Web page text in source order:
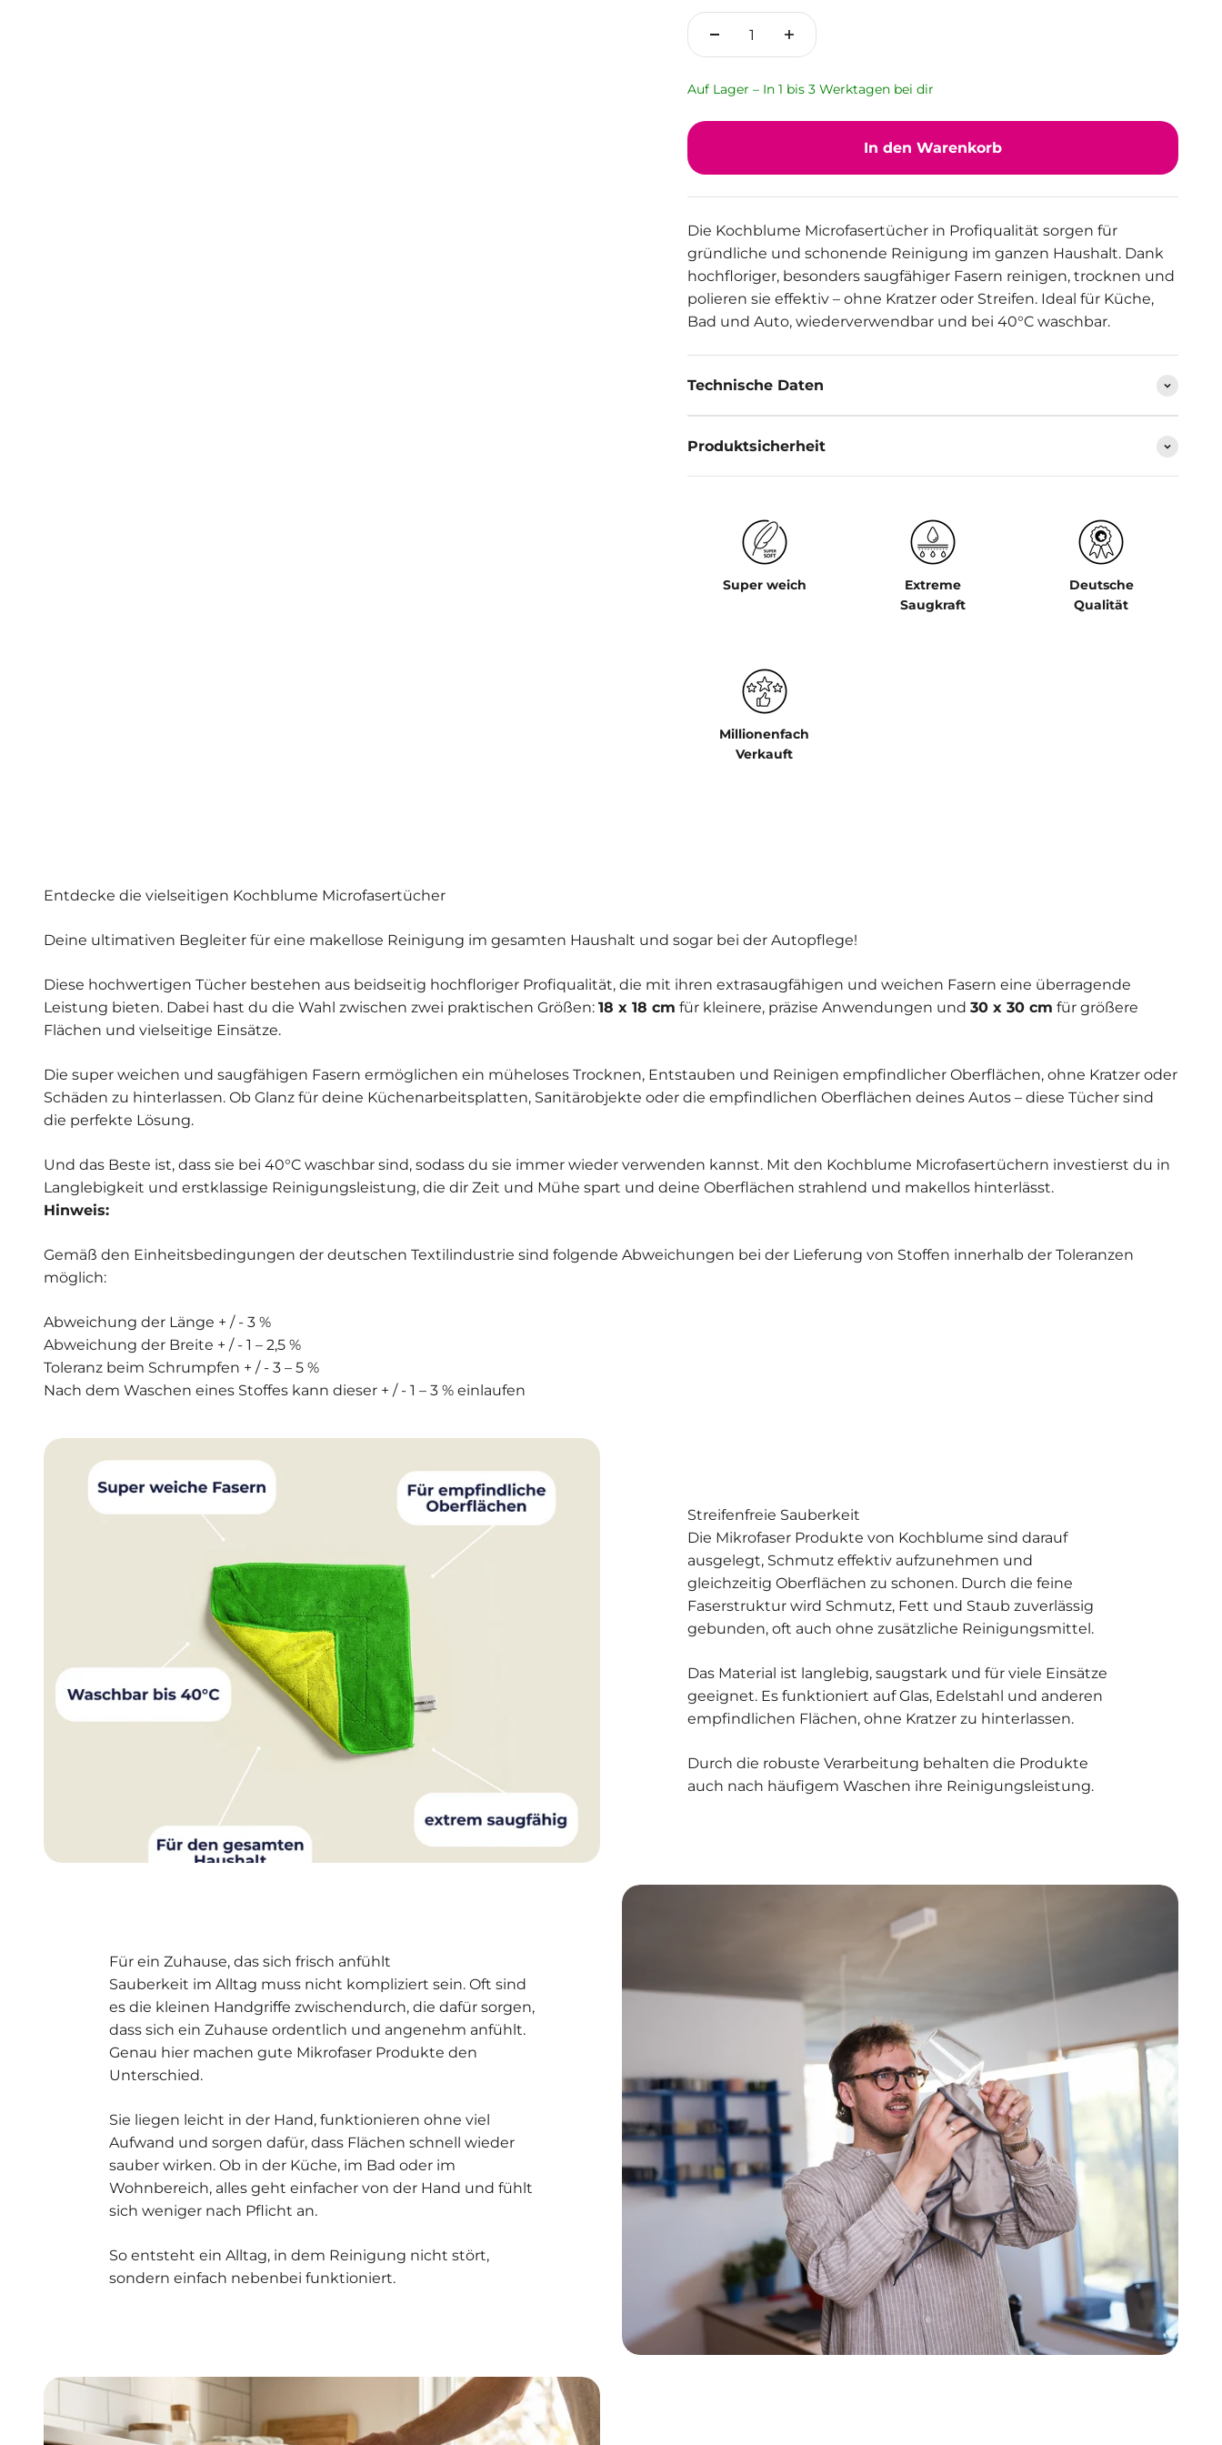
Auf Lager – In 1 bis 3 Werktagen bei dir
In den Warenkorb
Die Kochblume Microfasertücher in Profiqualität sorgen für
gründliche und schonende Reinigung im ganzen Haushalt. Dank
hochfloriger, besonders saugfähiger Fasern reinigen, trocknen und
polieren sie effektiv – ohne Kratzer oder Streifen. Ideal für Küche,
Bad und Auto, wiederverwendbar und bei 40°C waschbar.
Technische Daten
Produktsicherheit
Super weich
Extreme
Saugkraft
Deutsche
Qualität
Millionenfach
Verkauft
Entdecke die vielseitigen Kochblume Microfasertücher
Deine ultimativen Begleiter für eine makellose Reinigung im gesamten Haushalt und sogar bei der Autopflege!
Diese hochwertigen Tücher bestehen aus beidseitig hochfloriger Profiqualität, die mit ihren extrasaugfähigen und weichen Fasern eine überragende
Leistung bieten. Dabei hast du die Wahl zwischen zwei praktischen Größen: 18 x 18 cm für kleinere, präzise Anwendungen und 30 x 30 cm für größere
Flächen und vielseitige Einsätze.
Die super weichen und saugfähigen Fasern ermöglichen ein müheloses Trocknen, Entstauben und Reinigen empfindlicher Oberflächen, ohne Kratzer oder
Schäden zu hinterlassen. Ob Glanz für deine Küchenarbeitsplatten, Sanitärobjekte oder die empfindlichen Oberflächen deines Autos – diese Tücher sind
die perfekte Lösung.
Und das Beste ist, dass sie bei 40°C waschbar sind, sodass du sie immer wieder verwenden kannst. Mit den Kochblume Microfasertüchern investierst du in
Langlebigkeit und erstklassige Reinigungsleistung, die dir Zeit und Mühe spart und deine Oberflächen strahlend und makellos hinterlässt.
Hinweis:
Gemäß den Einheitsbedingungen der deutschen Textilindustrie sind folgende Abweichungen bei der Lieferung von Stoffen innerhalb der Toleranzen
möglich:
Abweichung der Länge + / - 3 %
Abweichung der Breite + / - 1 – 2,5 %
Toleranz beim Schrumpfen + / - 3 – 5 %
Nach dem Waschen eines Stoffes kann dieser + / - 1 – 3 % einlaufen
Streifenfreie Sauberkeit
Die Mikrofaser Produkte von Kochblume sind darauf
ausgelegt, Schmutz effektiv aufzunehmen und
gleichzeitig Oberflächen zu schonen. Durch die feine
Faserstruktur wird Schmutz, Fett und Staub zuverlässig
gebunden, oft auch ohne zusätzliche Reinigungsmittel.
Das Material ist langlebig, saugstark und für viele Einsätze
geeignet. Es funktioniert auf Glas, Edelstahl und anderen
empfindlichen Flächen, ohne Kratzer zu hinterlassen.
Durch die robuste Verarbeitung behalten die Produkte
auch nach häufigem Waschen ihre Reinigungsleistung.
Für ein Zuhause, das sich frisch anfühlt
Sauberkeit im Alltag muss nicht kompliziert sein. Oft sind
es die kleinen Handgriffe zwischendurch, die dafür sorgen,
dass sich ein Zuhause ordentlich und angenehm anfühlt.
Genau hier machen gute Mikrofaser Produkte den
Unterschied.
Sie liegen leicht in der Hand, funktionieren ohne viel
Aufwand und sorgen dafür, dass Flächen schnell wieder
sauber wirken. Ob in der Küche, im Bad oder im
Wohnbereich, alles geht einfacher von der Hand und fühlt
sich weniger nach Pflicht an.
So entsteht ein Alltag, in dem Reinigung nicht stört,
sondern einfach nebenbei funktioniert.